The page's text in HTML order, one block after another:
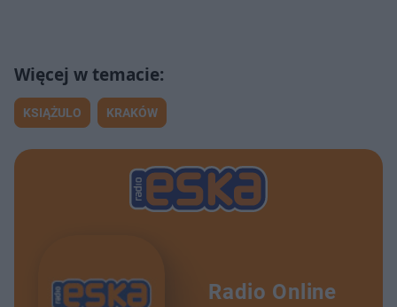
KSIĄŻULO KRAKÓW
Radio Online